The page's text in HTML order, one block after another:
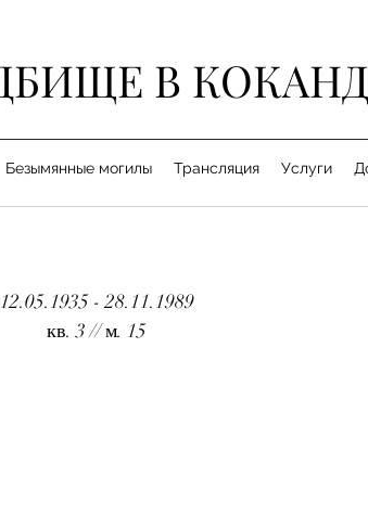
В
Безымянные могилы Трансляция Услуги
12.05.1935 - 28.11.1989
кв. 3 // м. 15